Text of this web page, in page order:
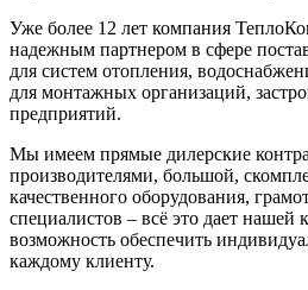
Уже более 12 лет компания
надежным партнером в сфере
для систем отопления,
для монтажных организаций,
предприятий.
Мы имеем прямые дилерские
производителями, большой,
качественного оборудования,
специалистов – всё это дает нашей
возможность обеспечить
каждому клиенту.